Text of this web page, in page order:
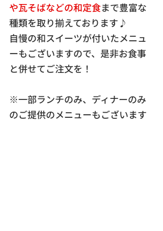
や瓦そばなどの和定食まで豊富な
種類を取り揃えております♪
自慢の和スイーツが付いたメニュ
ーもございますので、是非お食事
と併せてご注文を！
※一部ランチのみ、ディナーのみ
のご提供のメニューもございます